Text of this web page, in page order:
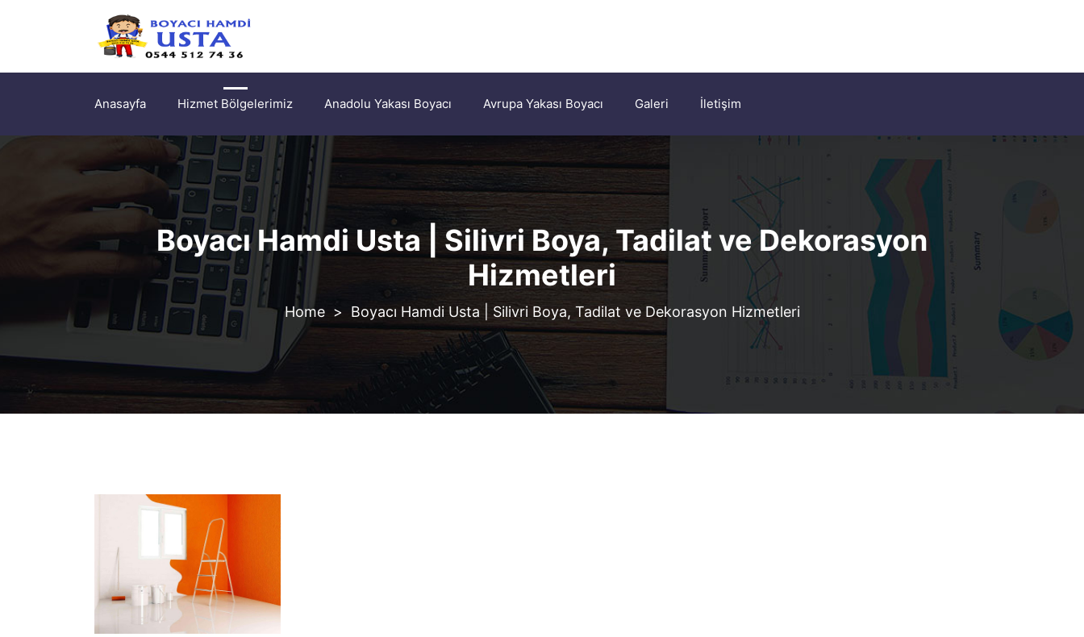
Anasayfa Hizmet Bölgelerimiz Anadolu Yakası Boyacı Avrupa Yakası Boyacı Galeri İletişim
Boyacı Hamdi Usta | Silivri Boya, Tadilat ve Dekorasyon
Hizmetleri
> Boyacı Hamdi Usta | Silivri Boya, Tadilat ve Dekorasyon Hizmetleri